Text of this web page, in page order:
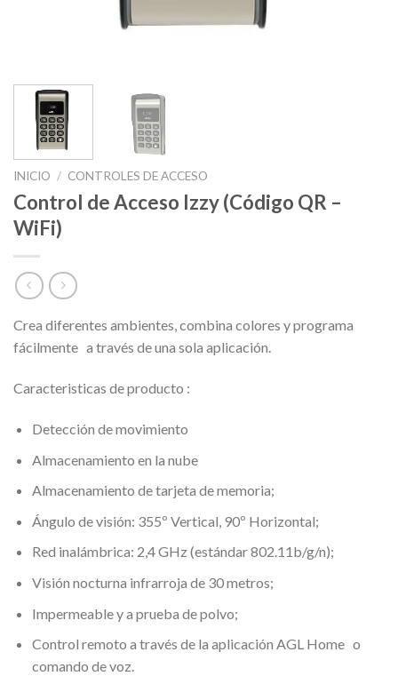
INICIO / CONTROLES DE ACCESO
Control de Acceso Izzy (Código QR –
WiFi)
Crea diferentes ambientes, combina colores y programa
fácilmente a través de una sola aplicación.
Caracteristicas de producto :
Detección de movimiento
Almacenamiento en la nube
Almacenamiento de tarjeta de memoria;
Ángulo de visión: 355º Vertical, 90º Horizontal;
Red inalámbrica: 2,4 GHz (estándar 802.11b/g/n);
Visión nocturna infrarroja de 30 metros;
Impermeable y a prueba de polvo;
Control remoto a través de la aplicación AGL Home o
comando de voz.